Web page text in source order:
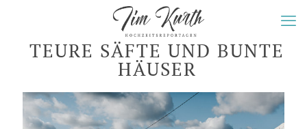
TEURE SÄFTE UND BUNTE
HÄUSER